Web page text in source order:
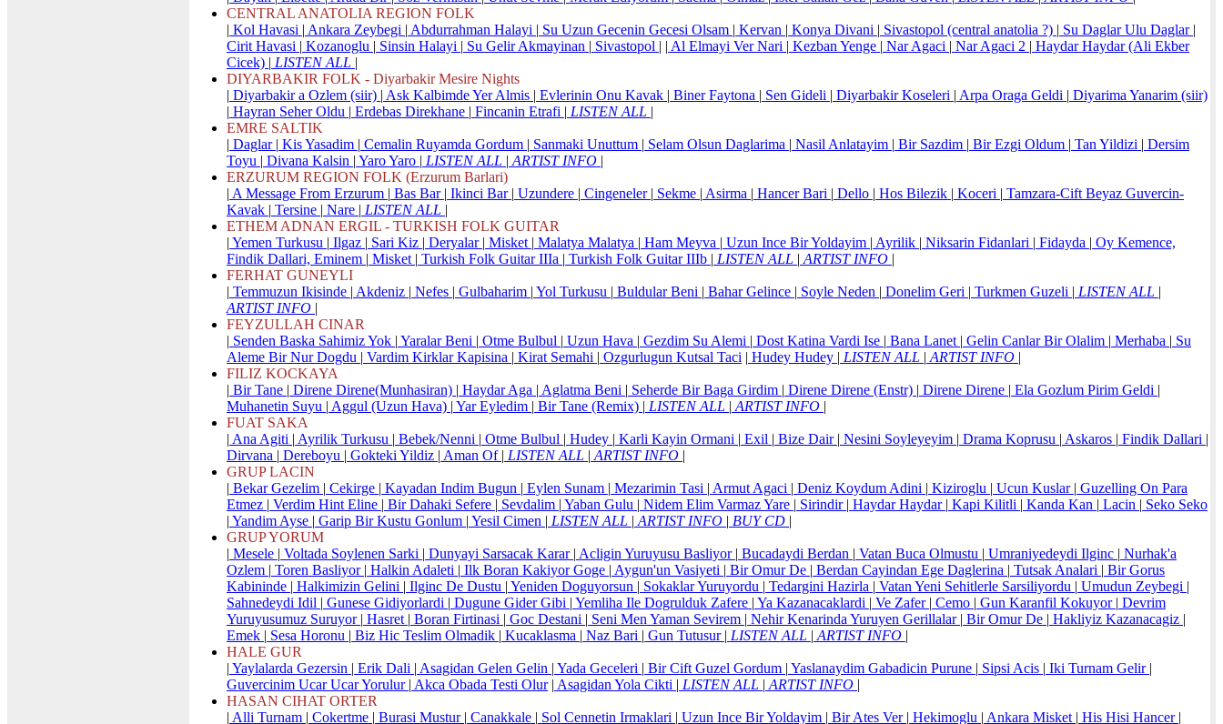
CENTRAL ANATOLIA REGION FOLK
| Kol Havasi | Ankara Zeybegi | Abdurrahman Halayi | Su Uzun Gecenin Gecesi Olsam | Kervan | Konya Divani | Sivastopol (central anatolia ?) | Su Daglar Ulu Daglar |
Cirit Havasi | Kozanoglu | Sinsin Halayi | Su Gelir Akmayinan | Sivastopol | | Al Elmayi Ver Nari | Kezban Yenge | Nar Agaci | Nar Agaci 2 | Haydar Haydar (Ali Ekber
Cicek) | LISTEN ALL |
DIYARBAKIR FOLK - Diyarbakir Mesire Nights
| Diyarbakir a Ozlem (siir) | Ask Kalbimde Yer Almis | Evlerinin Onu Kavak | Biner Faytona | Sen Gideli | Diyarbakir Koseleri | Arpa Oraga Geldi | Diyarima Yanarim (siir)
| Hayran Seher Oldu | Erdebas Direkhane | Fincanin Etrafi | LISTEN ALL |
EMRE SALTIK
| Daglar | Kis Yasadim | Cemalin Ruyamda Gordum | Sanmaki Unuttum | Selam Olsun Daglarima | Nasil Anlatayim | Bir Sazdim | Bir Ezgi Oldum | Tan Yildizi | Dersim
Toyu | Divana Kalsin | Yaro Yaro | LISTEN ALL | ARTIST INFO |
ERZURUM REGION FOLK (Erzurum Barlari)
| A Message From Erzurum | Bas Bar | Ikinci Bar | Uzundere | Cingeneler | Sekme | Asirma | Hancer Bari | Dello | Hos Bilezik | Koceri | Tamzara-Cift Beyaz Guvercin-
Kavak | Tersine | Nare | LISTEN ALL |
ETHEM ADNAN ERGIL - TURKISH FOLK GUITAR
| Yemen Turkusu | Ilgaz | Sari Kiz | Deryalar | Misket | Malatya Malatya | Ham Meyva | Uzun Ince Bir Yoldayim | Ayrilik | Niksarin Fidanlari | Fidayda | Oy Kemence,
Findik Dallari, Eminem | Misket | Turkish Folk Guitar IIIa | Turkish Folk Guitar IIIb | LISTEN ALL | ARTIST INFO |
FERHAT GUNEYLI
| Temmuzun Ikisinde | Akdeniz | Nefes | Gulbaharim | Yol Turkusu | Buldular Beni | Bahar Gelince | Soyle Neden | Donelim Geri | Turkmen Guzeli | LISTEN ALL |
ARTIST INFO |
FEYZULLAH CINAR
| Senden Baska Sahimiz Yok | Yaralar Beni | Otme Bulbul | Uzun Hava | Gezdim Su Alemi | Dost Katina Vardi Ise | Bana Lanet | Gelin Canlar Bir Olalim | Merhaba | Su
Aleme Bir Nur Dogdu | Vardim Kirklar Kapisina | Kirat Semahi | Ozgurlugun Kutsal Taci | Hudey Hudey | LISTEN ALL | ARTIST INFO |
FILIZ KOCKAYA
| Bir Tane | Direne Direne(Munhasiran) | Haydar Aga | Aglatma Beni | Seherde Bir Baga Girdim | Direne Direne (Enstr) | Direne Direne | Ela Gozlum Pirim Geldi |
Muhanetin Suyu | Aggul (Uzun Hava) | Yar Eyledim | Bir Tane (Remix) | LISTEN ALL | ARTIST INFO |
FUAT SAKA
| Ana Agiti | Ayrilik Turkusu | Bebek/Nenni | Otme Bulbul | Hudey | Karli Kayin Ormani | Exil | Bize Dair | Nesini Soyleyeyim | Drama Koprusu | Askaros | Findik Dallari |
Dirvana | Dereboyu | Gokteki Yildiz | Aman Of | LISTEN ALL | ARTIST INFO |
GRUP LACIN
| Bekar Gezelim | Cekirge | Kayadan Indim Bugun | Eylen Sunam | Mezarimin Tasi | Armut Agaci | Deniz Koydum Adini | Kiziroglu | Ucun Kuslar | Guzelling On Para
Etmez | Verdim Hint Eline | Bir Dahaki Sefere | Sevdalim | Yaban Gulu | Nidem Elim Varmaz Yare | Sirindir | Haydar Haydar | Kapi Kilitli | Kanda Kan | Lacin | Seko Seko
| Yandim Ayse | Garip Bir Kustu Gonlum | Yesil Cimen | LISTEN ALL | ARTIST INFO | BUY CD |
GRUP YORUM
| Mesele | Voltada Soylenen Sarki | Dunyayi Sarsacak Karar | Acligin Yuruyusu Basliyor | Bucadaydi Berdan | Vatan Buca Olmustu | Umraniyedeydi Ilginc | Nurhak'a
Ozlem | Toren Basliyor | Halkin Adaleti | Ilk Boran Kakiyor Goge | Aygun'un Vasiyeti | Bir Omur De | Berdan Cayindan Ege Daglerina | Tutsak Analari | Bir Gorus
Kabininde | Halkimizin Gelini | Ilginc De Dustu | Yeniden Doguyorsun | Sokaklar Yuruyordu | Tedargini Hazirla | Vatan Yeni Sehitlerle Sarsiliyordu | Umudun Zeybegi |
Sahnedeydi Idil | Gunese Gidiyorlardi | Dugune Gider Gibi | Yemliha Ile Dogrulduk Zafere | Ya Kazanacaklardi | Ve Zafer | Cemo | Gun Karanfil Kokuyor | Devrim
Yuruyusumuz Suruyor | Hasret | Boran Firtinasi | Goc Destani | Seni Men Yaman Sevirem | Nehir Kenarinda Yuruyen Gerillalar | Bir Omur De | Hakliyiz Kazanacagiz |
Emek | Sesa Horonu | Biz Hic Teslim Olmadik | Kucaklasma | Naz Bari | Gun Tutusur | LISTEN ALL | ARTIST INFO |
HALE GUR
| Yaylalarda Gezersin | Erik Dali | Asagidan Gelen Gelin | Yada Geceleri | Bir Cift Guzel Gordum | Yaslanaydim Gabadicin Purune | Sipsi Acis | Iki Turnam Gelir |
Guvercinim Ucar Ucar Yorulur | Akca Obada Testi Olur| Asagidan Yola Cikti | LISTEN ALL | ARTIST INFO |
HASAN CIHAT ORTER
| Alli Turnam | Cokertme | Burasi Mustur | Canakkale | Sol Cennetin Irmaklari | Uzun Ince Bir Yoldayim | Bir Ates Ver | Hekimoglu | Ankara Misket | His Hisi Hancer |